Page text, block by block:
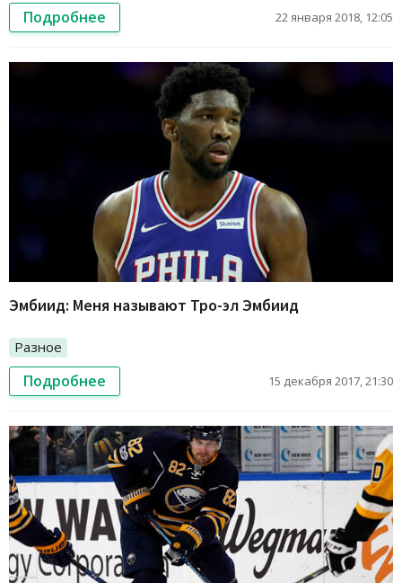
Подробнее 22 января 2018, 12:05
Эмбиид: Меня называют Тро-эл Эмбиид
Разное
Подробнее 15 декабря 2017, 21:30